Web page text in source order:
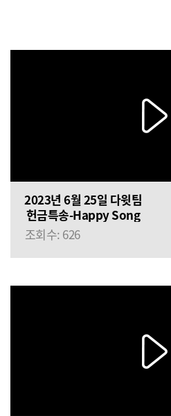
2023년 6월 25일 다윗팀
헌금특송-Happy Song
조회수: 626